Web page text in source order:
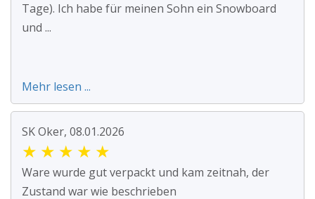
Tage). Ich habe für meinen Sohn ein Snowboard
und ...
Mehr lesen ...
SK Oker, 08.01.2026
★ ★ ★ ★ ★
Ware wurde gut verpackt und kam zeitnah, der
Zustand war wie beschrieben